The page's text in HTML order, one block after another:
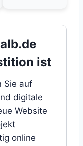
ist
Sie auf
digitale
Website
online